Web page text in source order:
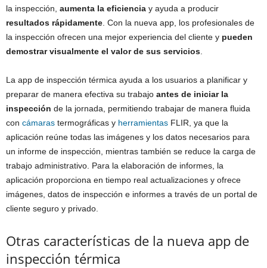
la inspección, aumenta la eficiencia y ayuda a producir
resultados rápidamente . Con la nueva app, los profesionales de
la inspección ofrecen una mejor experiencia del cliente y pueden
demostrar visualmente el valor de sus servicios
La app de inspección térmica ayuda a los usuarios a planificar y
preparar de manera efectiva su trabajo antes de iniciar la
inspección de la jornada, permitiendo trabajar de manera fluida
con cámaras termográficas y herramientas FLIR, ya que la
aplicación reúne todas las imágenes y los datos necesarios para
un informe de inspección, mientras también se reduce la carga de
trabajo administrativo. Para la elaboración de informes, la
aplicación proporciona en tiempo real actualizaciones y ofrece
imágenes, datos de inspección e informes a través de un portal de
cliente seguro y privado.
Otras características de la nueva app de
inspección térmica